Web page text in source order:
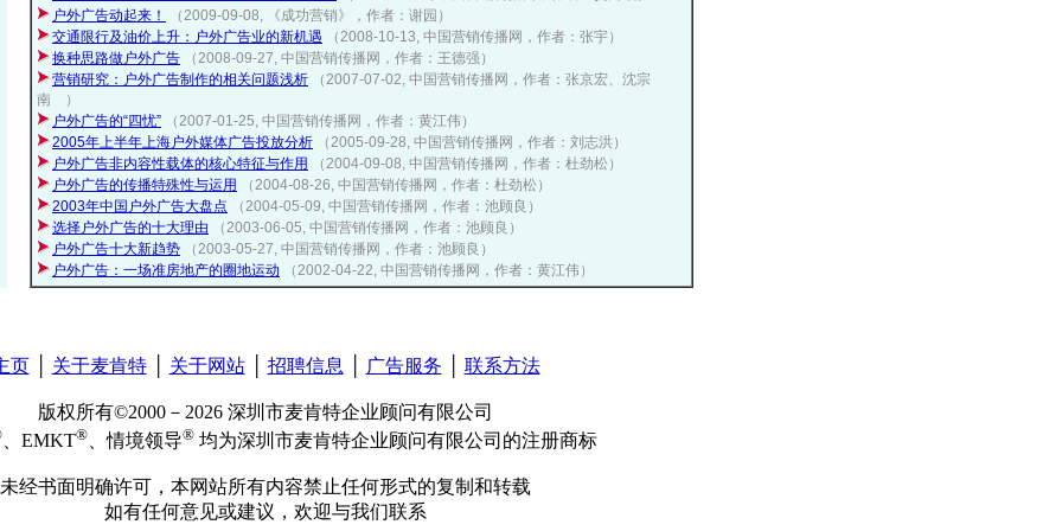
户外广告动起来！
（2009-09-08, 《成功营销》，作者：谢园）
交通限行及油价上升：户外广告业的新机遇
（2008-10-13, 中国营销传播网，作者：张宇）
换种思路做户外广告
（2008-09-27, 中国营销传播网，作者：王德强）
营销研究：户外广告制作的相关问题浅析
（2007-07-02, 中国营销传播网，作者：张京宏、沈宗
南 ）
户外广告的“四忧”
（2007-01-25, 中国营销传播网，作者：黄江伟）
2005年上半年上海户外媒体广告投放分析
（2005-09-28, 中国营销传播网，作者：刘志洪）
户外广告非内容性载体的核心特征与作用
（2004-09-08, 中国营销传播网，作者：杜劲松）
户外广告的传播特殊性与运用
（2004-08-26, 中国营销传播网，作者：杜劲松）
2003年中国户外广告大盘点
（2004-05-09, 中国营销传播网，作者：池顾良）
选择户外广告的十大理由
（2003-06-05, 中国营销传播网，作者：池顾良）
户外广告十大新趋势
（2003-05-27, 中国营销传播网，作者：池顾良）
户外广告：一场准房地产的圈地运动
（2002-04-22, 中国营销传播网，作者：黄江伟）
页│ 关于麦肯特│ 关于网站│ 招聘信息 广告服务 联系方法
版权所有©2000－2026 深圳市麦肯特企业顾问有限公司
、EMKT® 、情境领导® 均为深圳市麦肯特企业顾问有限公司的注册商标
未经书面明确许可，本网站所有内容禁止任何形式的复制和转载
如有任何意见或建议，欢迎与我们联系